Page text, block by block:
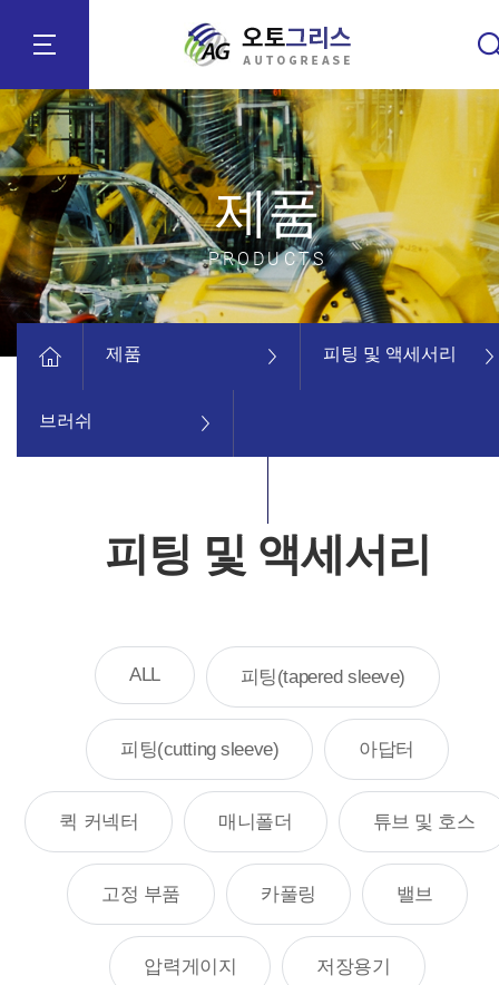
제품
PRODUCTS
제품 피팅 및 액세서리
브러쉬
피팅 및 액세서리
ALL 피팅(tapered sleeve)
피팅(cutting sleeve) 아답터
퀵 커넥터 매니폴더 튜브 및 호스
고정 부품 카풀링 밸브
압력게이지 저장용기